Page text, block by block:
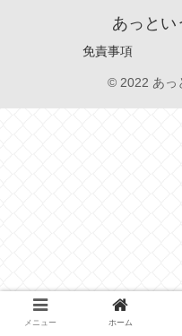
あっとい
免責事項
© 2022 あっ
メニュー ホーム